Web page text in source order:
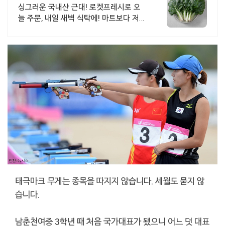
싱그러운 국내산 근대! 로켓프레시로 오
늘 주문, 내일 새벽 식탁에! 마트보다 저렴
태극마크 무게는 종목을 따지지 않습니다. 세월도 묻지 않
습니다.
남춘천여중 3학년 때 처음 국가대표가 됐으니 어느 덧 대표